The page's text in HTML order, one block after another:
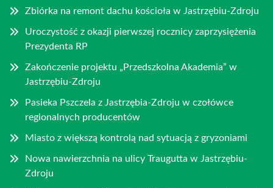
Zbiórka na remont dachu kościoła w Jastrzębiu-Zdroju
Uroczystość z okazji pierwszej rocznicy zaprzysiężenia
Prezydenta RP
Zakończenie projektu „Przedszkolna Akademia” w
Jastrzębiu-Zdroju
Pasieka Pszczela z Jastrzębia-Zdroju w czołówce
regionalnych producentów
Miasto z większą kontrolą nad sytuacją z gryzoniami
Nowa nawierzchnia na ulicy Traugutta w Jastrzębiu-
Zdroju